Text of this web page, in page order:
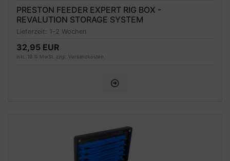
PRESTON FEEDER EXPERT RIG BOX -
REVALUTION STORAGE SYSTEM
Lieferzeit: 1-2 Wochen
32,95 EUR
inkl. 19 % MwSt. zzgl. Versandkosten